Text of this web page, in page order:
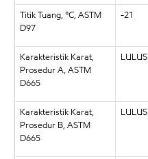
Titik Tuang, °C, ASTM
D97
-21
Karakteristik Karat,
Prosedur A, ASTM
D665
LULUS
Karakteristik Karat,
Prosedur B, ASTM
D665
LULUS